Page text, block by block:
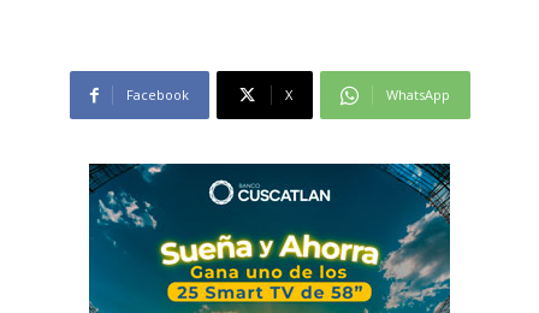
Facebook X WhatsApp